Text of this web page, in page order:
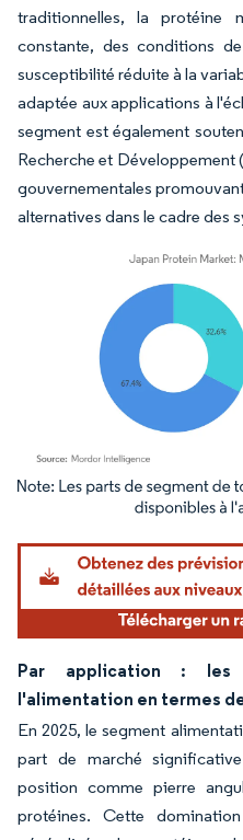
traditionnelles, la protéine
constante, des conditions
susceptibilité réduite à la
adaptée aux applications à
segment est également
Recherche et
gouvernementales
alternatives dans le cadre des
Image © Mordor Intelligence. La
Par application : les
l'alimentation en termes
En 2025, le segment
part de marché
position comme pierre
protéines. Cette